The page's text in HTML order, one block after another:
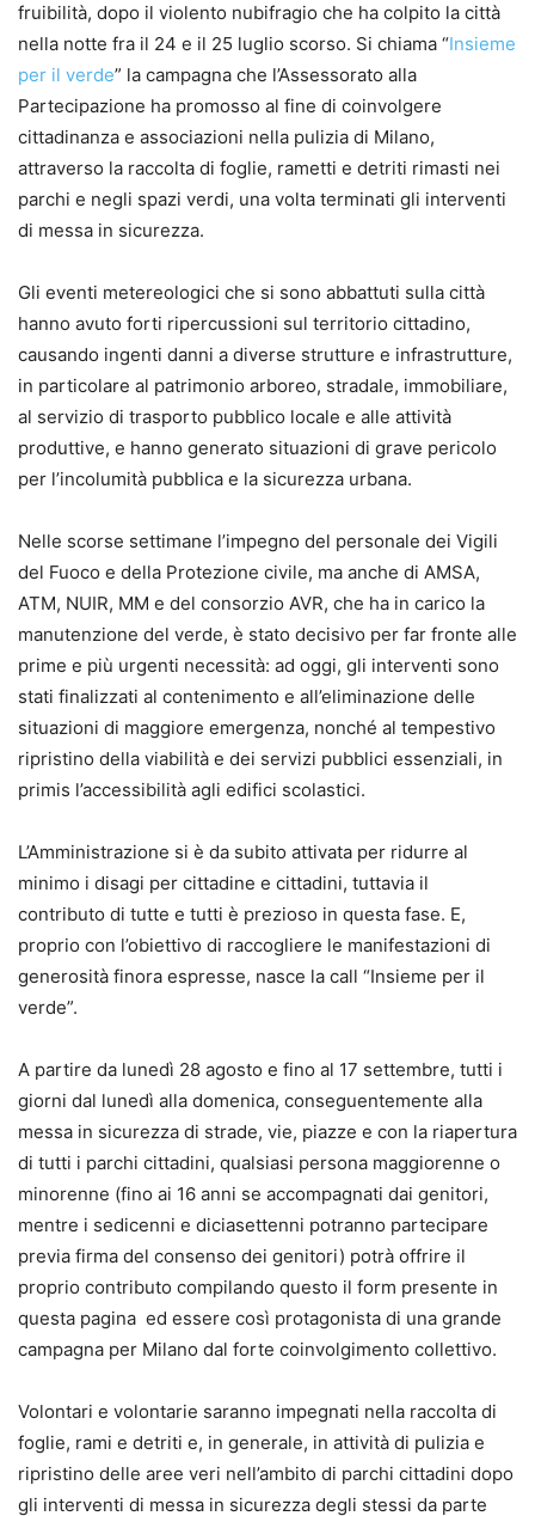
fruibilità, dopo il violento nubifragio che ha colpito la città
nella notte fra il 24 e il 25 luglio scorso. Si chiama “Insieme
per il verde” la campagna che l’Assessorato alla
Partecipazione ha promosso al fine di coinvolgere
cittadinanza e associazioni nella pulizia di Milano,
attraverso la raccolta di foglie, rametti e detriti rimasti nei
parchi e negli spazi verdi, una volta terminati gli interventi
di messa in sicurezza.
Gli eventi metereologici che si sono abbattuti sulla città
hanno avuto forti ripercussioni sul territorio cittadino,
causando ingenti danni a diverse strutture e infrastrutture,
in particolare al patrimonio arboreo, stradale, immobiliare,
al servizio di trasporto pubblico locale e alle attività
produttive, e hanno generato situazioni di grave pericolo
per l’incolumità pubblica e la sicurezza urbana.
Nelle scorse settimane l’impegno del personale dei Vigili
del Fuoco e della Protezione civile, ma anche di AMSA,
ATM, NUIR, MM e del consorzio AVR, che ha in carico la
manutenzione del verde, è stato decisivo per far fronte alle
prime e più urgenti necessità: ad oggi, gli interventi sono
stati finalizzati al contenimento e all’eliminazione delle
situazioni di maggiore emergenza, nonché al tempestivo
ripristino della viabilità e dei servizi pubblici essenziali, in
primis l’accessibilità agli edifici scolastici.
L’Amministrazione si è da subito attivata per ridurre al
minimo i disagi per cittadine e cittadini, tuttavia il
contributo di tutte e tutti è prezioso in questa fase. E,
proprio con l’obiettivo di raccogliere le manifestazioni di
generosità finora espresse, nasce la call “Insieme per il
verde”.
A partire da lunedì 28 agosto e fino al 17 settembre, tutti i
giorni dal lunedì alla domenica, conseguentemente alla
messa in sicurezza di strade, vie, piazze e con la riapertura
di tutti i parchi cittadini, qualsiasi persona maggiorenne o
minorenne (fino ai 16 anni se accompagnati dai genitori,
mentre i sedicenni e diciasettenni potranno partecipare
previa firma del consenso dei genitori) potrà offrire il
proprio contributo compilando questo il form presente in
questa pagina ed essere così protagonista di una grande
campagna per Milano dal forte coinvolgimento collettivo.
Volontari e volontarie saranno impegnati nella raccolta di
foglie, rami e detriti e, in generale, in attività di pulizia e
ripristino delle aree veri nell’ambito di parchi cittadini dopo
gli interventi di messa in sicurezza degli stessi da parte